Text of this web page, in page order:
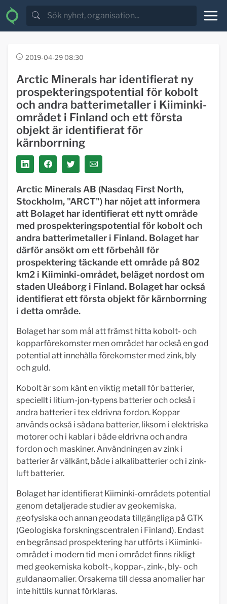
2019-04-29 08:30
Arctic Minerals har identifierat ny
prospekteringspotential för kobolt
och andra batterimetaller i Kiiminki-
området i Finland och ett första
objekt är identifierat för
kärnborrning
Arctic Minerals AB (Nasdaq First North,
Stockholm, "ARCT") har nöjet att informera
att Bolaget har identifierat ett nytt område
med prospekteringspotential för kobolt och
andra batterimetaller i Finland. Bolaget har
därför ansökt om ett förbehåll för
prospektering täckande ett område på 802
km2 i Kiiminki-området, beläget nordost om
staden Uleåborg i Finland. Bolaget har också
identifierat ett första objekt för kärnborrning
i detta område.
Bolaget har som mål att främst hitta kobolt- och
kopparförekomster men området har också en god
potential att innehålla förekomster med zink, bly
och guld.
Kobolt är som känt en viktig metall för batterier,
speciellt i litium-jon-typens batterier och också i
andra batterier i tex eldrivna fordon. Koppar
används också i sådana batterier, liksom i elektriska
motorer och i kablar i både eldrivna och andra
fordon och maskiner. Användningen av zink i
batterier är välkänt, både i alkalibatterier och i zink-
luft batterier.
Bolaget har identifierat Kiiminki-områdets potential
genom detaljerade studier av geokemiska,
geofysiska och annan geodata tillgängliga på GTK
(Geologiska forskningscentralen i Finland). Endast
en begränsad prospektering har utförts i Kiiminki-
området i modern tid men i området finns rikligt
med geokemiska kobolt-, koppar-, zink-, bly- och
guldanaomalier. Orsakerna till dessa anomalier har
inte hittils kunnat förklaras.